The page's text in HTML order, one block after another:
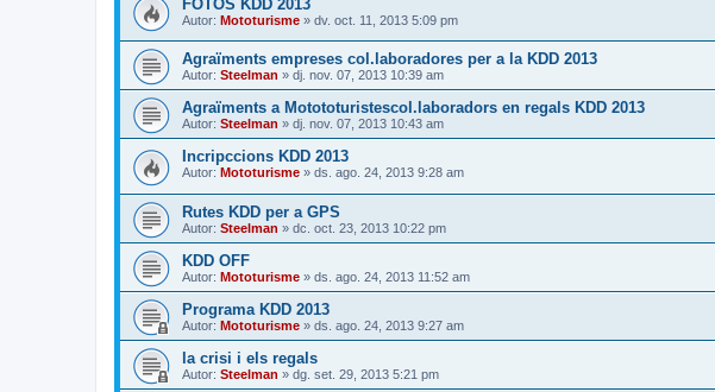
FOTOS KDD 2013
Autor: Mototurisme » dv. oct. 11, 2013 5:09 pm
Agraïments empreses col.laboradores per a la KDD 2013
Autor: Steelman » dj. nov. 07, 2013 10:39 am
Agraïments a Motototuristescol.laboradors en regals KDD 2013
Autor: Steelman » dj. nov. 07, 2013 10:43 am
Incripccions KDD 2013
Autor: Mototurisme » ds. ago. 24, 2013 9:28 am
Rutes KDD per a GPS
Autor: Steelman » dc. oct. 23, 2013 10:22 pm
KDD OFF
Autor: Mototurisme » ds. ago. 24, 2013 11:52 am
Programa KDD 2013
Autor: Mototurisme » ds. ago. 24, 2013 9:27 am
la crisi i els regals
Autor: Steelman » dg. set. 29, 2013 5:21 pm